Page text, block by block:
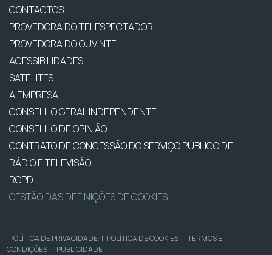
CONTACTOS
PROVEDORA DO TELESPECTADOR
PROVEDORA DO OUVINTE
ACESSIBILIDADES
SATÉLITES
A EMPRESA
CONSELHO GERAL INDEPENDENTE
CONSELHO DE OPINIÃO
CONTRATO DE CONCESSÃO DO SERVIÇO PÚBLICO DE
RÁDIO E TELEVISÃO
RGPD
GESTÃO DAS DEFINIÇÕES DE COOKIES
POLÍTICA DE PRIVACIDADE | POLÍTICA DE COOKIES | TERMOS E
CONDIÇÕES | PUBLICIDADE